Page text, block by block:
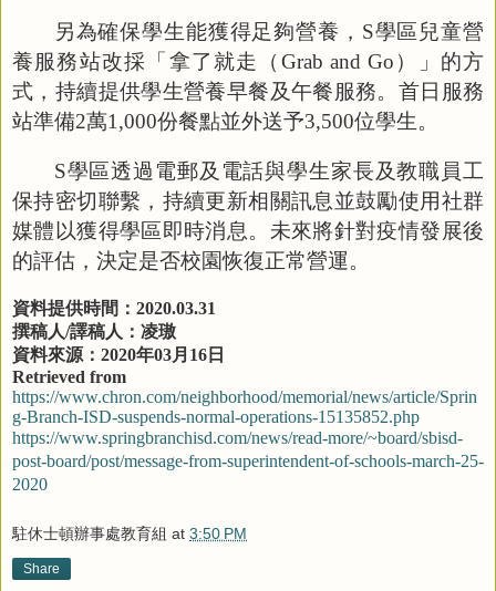
另為確保學生能獲得足夠營養， S學區兒童營
養服務站改採「拿了就走（ Grab and Go ）」的方
式，持續提供學生營養早餐及午餐服務。首日服務
站準備2萬1,000份餐點並外送予3,500位學生。
S學區透過電郵及電話與學生家長及教職員工
保持密切聯繫，持續更新相關訊息並鼓勵使用社群
媒體以獲得學區即時消息。未來將針對疫情發展後
的評估，決定是否校園恢復正常營運。
資料提供時間： 2020.03.31
撰稿人/譯稿人：凌璈
資料來源： 2020年03月 16 日
Retrieved from
https://www.chron.com/neighborhood/memorial/news/article/Sprin
g-Branch-ISD-suspends-normal-operations-15135852.php
https://www.springbranchisd.com/news/read-more/~board/sbisd-
post-board/post/message-from-superintendent-of-schools-march-25-
2020
駐休士頓辦事處教育組 at 3:50 PM
Share